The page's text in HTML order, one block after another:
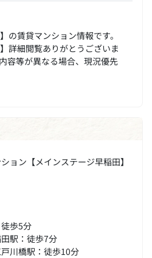
の賃貸マンション情報です。
詳細閲覧ありがとうございま
容等が異なる場合、現況優先
ョン【メインステージ早稲田】
歩5分
駅：徒歩7分
川橋駅：徒歩10分